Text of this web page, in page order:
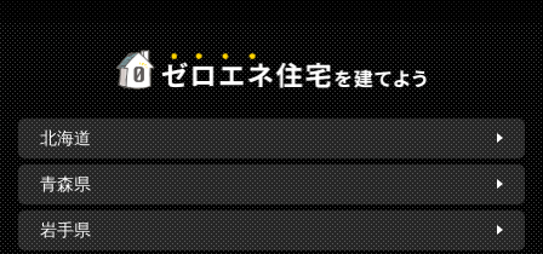
北海道
青森県
岩手県